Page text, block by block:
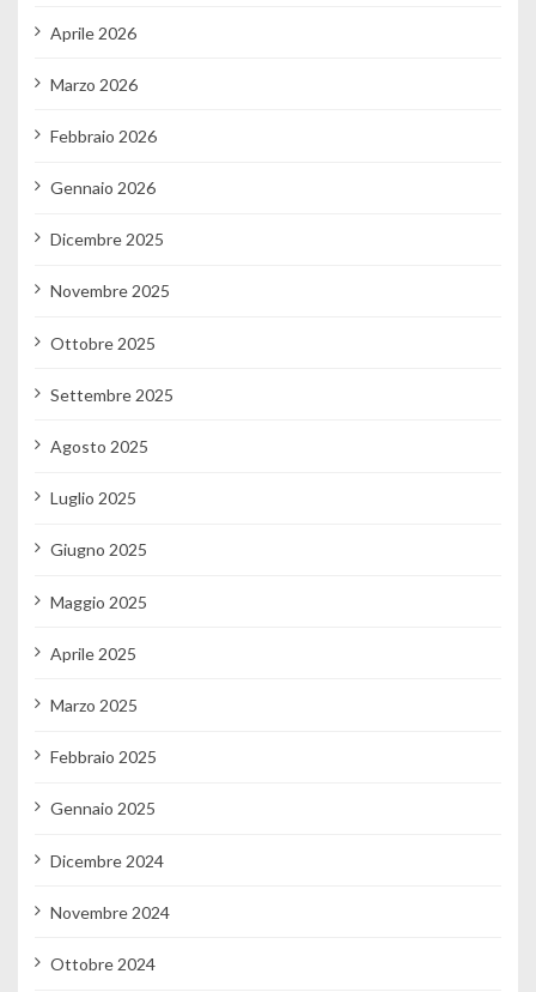
Aprile 2026
Marzo 2026
Febbraio 2026
Gennaio 2026
Dicembre 2025
Novembre 2025
Ottobre 2025
Settembre 2025
Agosto 2025
Luglio 2025
Giugno 2025
Maggio 2025
Aprile 2025
Marzo 2025
Febbraio 2025
Gennaio 2025
Dicembre 2024
Novembre 2024
Ottobre 2024